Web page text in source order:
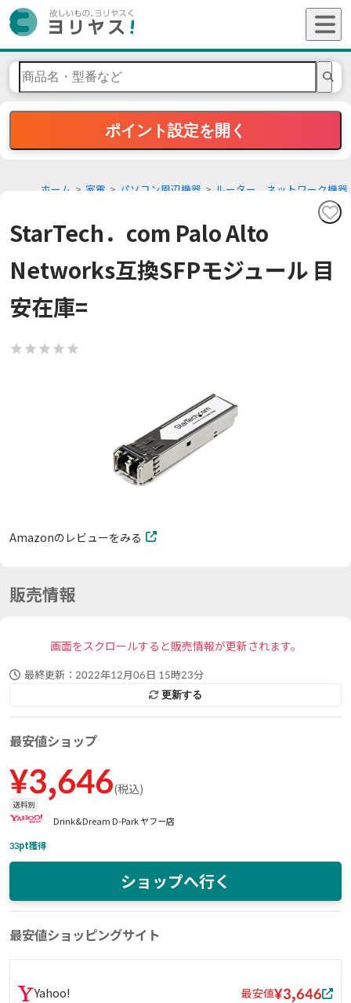
ポイント設定を開く
ホーム 家電 パソコン周辺機器 ルーター、ネットワーク機器
StarTech．com Palo Alto
Networks互換SFPモジュール 目
安在庫=
Amazonのレビューをみる
販売情報
画面をスクロールすると販売情報が更新されます。
最終更新： 2022年12月06日 15時23分
更新する
最安値ショップ
¥3,646(税込)
送料別
Drink&Dream D-Park ヤフー店
33pt獲得
ショップへ行く
最安値ショッピングサイト
Yahoo! 最安値¥3,646